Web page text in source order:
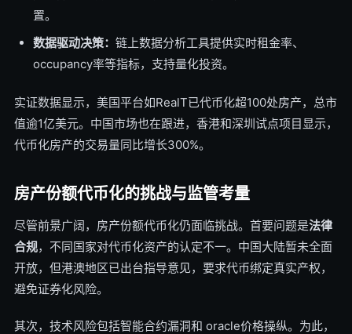
置。
数据驱动决策： 链上数据分析工具提供实时租金率、
occupancy率等指标，支持量化投资。
实证数据显示，美国平台如RealT已代币化超100处房产，总市
值逾1亿美元。中国市场也在跟进，香港和深圳试点项目显示，
代币化房产的交易量同比增长300%。
房产份额代币化的挑战与监管考量
尽管前景广阔，房产份额代币化仍面临挑战。首要问题是法律
合规，不同国家对代币化资产的认定不一。中国大陆暂未全面
开放，但港澳地区已出台指导意见，要求代币绑定真实产权，
避免证券化风险。
其次，技术风险包括智能合约漏洞和 oracle价格操纵。为此，